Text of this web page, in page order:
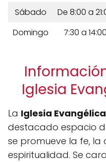
Sábado
De 8:00 a
Domingo
7:30 a 14:00
Iglesia
La Iglesia
destacado espacio
se promueve la fe, la
espiritualidad. Se